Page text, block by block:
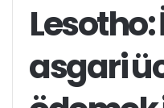
asgari